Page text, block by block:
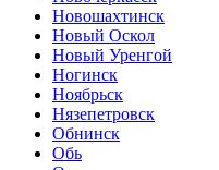
Новошахтинск
Новый Оскол
Новый Уренгой
Ногинск
Ноябрьск
Нязепетровск
Обнинск
Обь